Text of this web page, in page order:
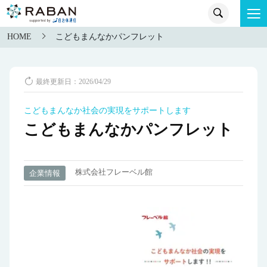
HOME こどもまんなかパンフレット
最終更新日：2026/04/29
こどもまんなか社会の実現をサポートします
こどもまんなかパンフレット
企業情報 株式会社フレーベル館